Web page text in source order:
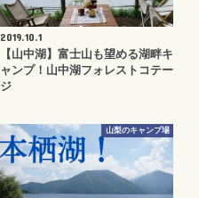
2019.10.1
【山中湖】富士山も望める湖畔キ
ャンプ！山中湖フォレストコテー
ジ
山梨のキャンプ場